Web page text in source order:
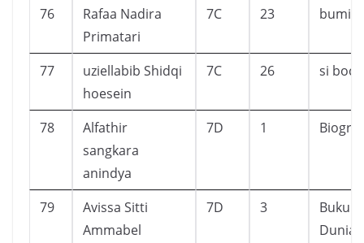
76
Rafaa Nadira
Primatari
7C 23 bumi
77
uziellabib Shidqi
hoesein
7C 26 si
78
Alfathir
sangkara
anindya
7D 1
79
Avissa Sitti
Ammabel
7D 3
Buku
Dunia